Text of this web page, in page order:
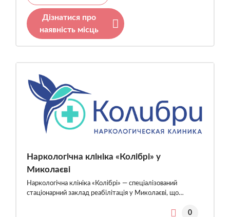
Дізнатися про
наявність місць
Наркологічна клініка «Колібрі» у
Миколаєві
Наркологічна клініка «Колібрі» — спеціалізований
стаціонарний заклад реабілітація у Миколаєві, що…
0